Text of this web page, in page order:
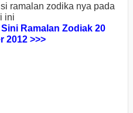
ramalan zodika nya pada
ini
Ramalan Zodiak 20
2012 >>>